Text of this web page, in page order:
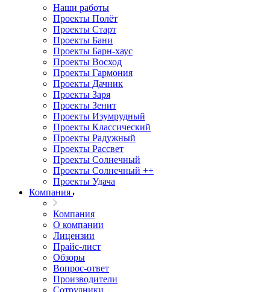
Наши работы
Проекты Полёт
Проекты Старт
Проекты Бани
Проекты Барн-хаус
Проекты Восход
Проекты Гармония
Проекты Дачник
Проекты Заря
Проекты Зенит
Проекты Изумрудный
Проекты Классический
Проекты Радужный
Проекты Рассвет
Проекты Солнечный
Проекты Солнечный ++
Проекты Удача
Компания
Компания
О компании
Лицензии
Прайс-лист
Обзоры
Вопрос-ответ
Производители
Сотрудники